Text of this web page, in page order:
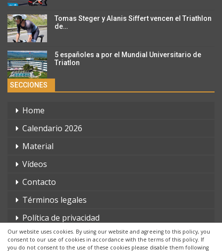
Our website uses cookies. By using our website and agreeing to this policy, you
consent to our use of cookies in accordance with the terms of this policy. If
you do not consent to the use of these cookies please disable them following
Tomas Steger y Alanis Siffert vencen el Triathlon
de…
5 españoles a por el Mundial Universitario de
Triatlon
SECCIONES
Home
Calendario 2026
Material
Vídeos
Contacto
Términos legales
Política de privacidad